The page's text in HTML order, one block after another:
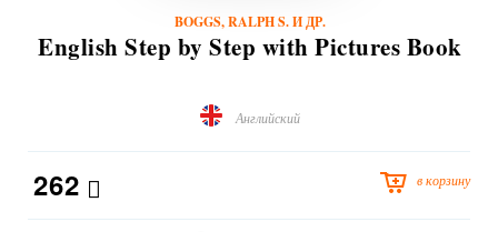
BOGGS, RALPH S. И ДР.
English Step by Step with Pictures Book
Английский
262 в корзину